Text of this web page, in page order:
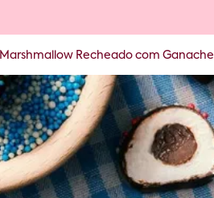
Marshmallow Recheado com Ganache